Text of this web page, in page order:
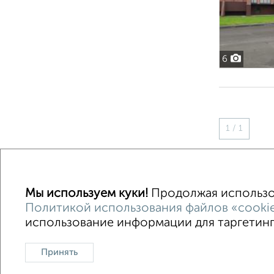
6
1 / 1
Контакты Политика конфиденциальности
О проекте
Мы используем куки! Продолжая
Политикой использования файлов
использование информации для
Принять